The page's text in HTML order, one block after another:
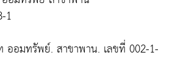
1
ออมทรัพย์. สาขาพาน. เลขที่ 002-1-